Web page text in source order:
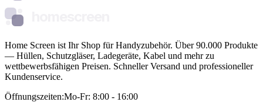
Home Screen ist Ihr Shop für Handyzubehör. Über 90.000 Produkte
— Hüllen, Schutzgläser, Ladegeräte, Kabel und mehr zu
wettbewerbsfähigen Preisen. Schneller Versand und professioneller
Kundenservice.
Öffnungszeiten:Mo-Fr: 8:00 - 16:00